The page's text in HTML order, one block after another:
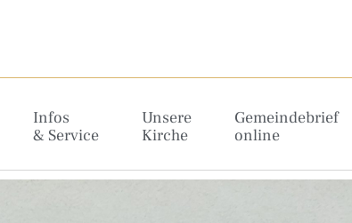
Infos
& Service
Unsere
Kirche
Gemeindebrief
online